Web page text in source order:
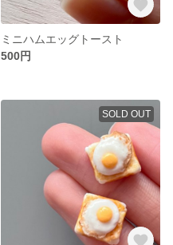
ミニハムエッグトースト
500円
SOLD OUT